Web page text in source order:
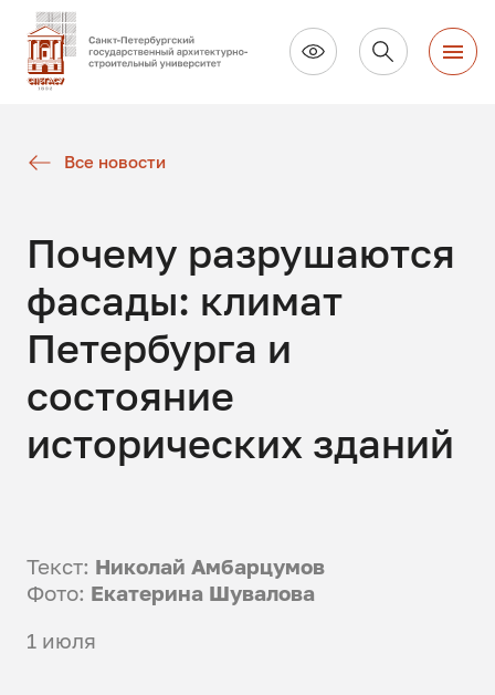
Все новости
Почему разрушаются
фасады: климат
Петербурга и
состояние
исторических зданий
Текст: Николай Амбарцумов
Фото: Екатерина Шувалова
1 июля